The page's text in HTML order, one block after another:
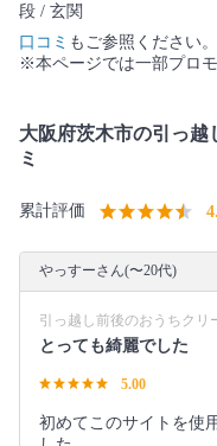
段 / 玄関
口コミ もご参照ください。
※本ページでは一部プロ
大阪府茨木市の引っ越
ミ
累計評価
やっすーさん(〜20代)
引っ越し前後のおうちクリ
とっても綺麗でした
5.00
初めてこのサイトを使